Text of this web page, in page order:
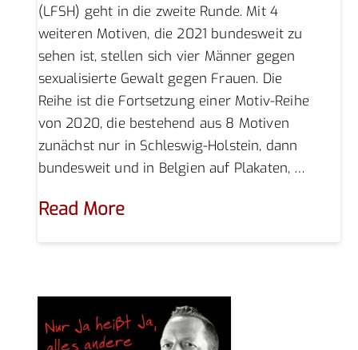
(LFSH) geht in die zweite Runde. Mit 4
weiteren Motiven, die 2021 bundesweit zu
sehen ist, stellen sich vier Männer gegen
sexualisierte Gewalt gegen Frauen. Die
Reihe ist die Fortsetzung einer Motiv-Reihe
von 2020, die bestehend aus 8 Motiven
zunächst nur in Schleswig-Holstein, dann
bundesweit und in Belgien auf Plakaten, …
Read More